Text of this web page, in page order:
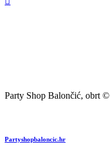
Party Shop Balončić, obrt ©
Partyshopbaloncic.hr